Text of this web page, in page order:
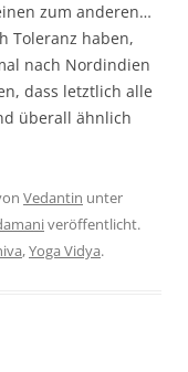
zum anderen…
Toleranz haben,
nach Nordindien
dass letztlich alle
überall ähnlich
Vedantin unter
veröffentlicht.
,Yoga Vidya.